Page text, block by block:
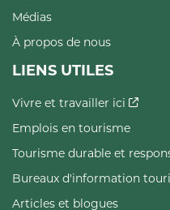
Médias
À propos de nous
LIENS UTILES
Vivre et travailler ici
Emplois en tourisme
Tourisme durable et
Bureaux d'information
Articles et blogues